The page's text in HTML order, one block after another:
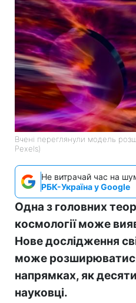
Вчені переглянули модель
Pexels)
Не витрачай час на
РБК-Україна у Google
Одна з головних
космології може
Нове дослідження
може
напрямках, як
науковці.